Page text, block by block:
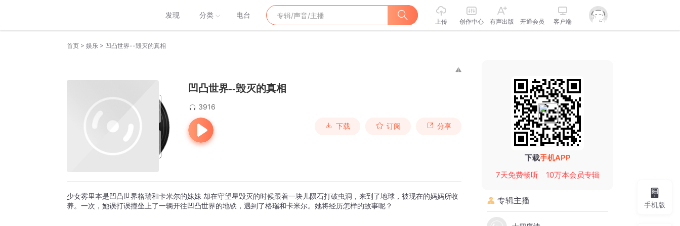
发现 分类 电台
上传 创作中心 有声出版 开通会员 客户端
首页 > 娱乐 > 凹凸世界--毁灭的真相
凹凸世界--毁灭的真相
3916
下载 订阅 分享
少女雾里本是凹凸世界格瑞和卡米尔的妹妹 却在守望星毁灭的时候跟着一块儿陨石打破虫洞，来到了地球，被现在的妈妈所收
养。一次，她误打误撞坐上了一辆开往凹凸世界的地铁，遇到了格瑞和卡米尔。她将经历怎样的故事呢？
下载手机APP
7天免费畅听
10万本会员专辑
专辑主播 手机版